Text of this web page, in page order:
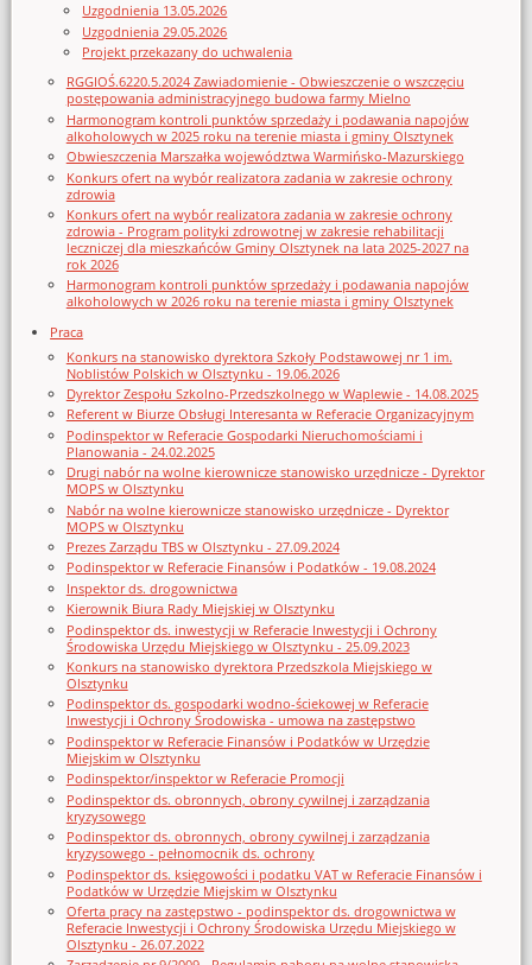
Uzgodnienia 13.05.2026
Uzgodnienia 29.05.2026
Projekt przekazany do uchwalenia
RGGIOŚ.6220.5.2024 Zawiadomienie - Obwieszczenie o wszczęciu
postępowania administracyjnego budowa farmy Mielno
Harmonogram kontroli punktów sprzedaży i podawania napojów
alkoholowych w 2025 roku na terenie miasta i gminy Olsztynek
Obwieszczenia Marszałka województwa Warmińsko-Mazurskiego
Konkurs ofert na wybór realizatora zadania w zakresie ochrony
zdrowia
Konkurs ofert na wybór realizatora zadania w zakresie ochrony
zdrowia - Program polityki zdrowotnej w zakresie rehabilitacji
leczniczej dla mieszkańców Gminy Olsztynek na lata 2025-2027 na
rok 2026
Harmonogram kontroli punktów sprzedaży i podawania napojów
alkoholowych w 2026 roku na terenie miasta i gminy Olsztynek
Praca
Konkurs na stanowisko dyrektora Szkoły Podstawowej nr 1 im.
Noblistów Polskich w Olsztynku - 19.06.2026
Dyrektor Zespołu Szkolno-Przedszkolnego w Waplewie - 14.08.2025
Referent w Biurze Obsługi Interesanta w Referacie Organizacyjnym
Podinspektor w Referacie Gospodarki Nieruchomościami i
Planowania - 24.02.2025
Drugi nabór na wolne kierownicze stanowisko urzędnicze - Dyrektor
MOPS w Olsztynku
Nabór na wolne kierownicze stanowisko urzędnicze - Dyrektor
MOPS w Olsztynku
Prezes Zarządu TBS w Olsztynku - 27.09.2024
Podinspektor w Referacie Finansów i Podatków - 19.08.2024
Inspektor ds. drogownictwa
Kierownik Biura Rady Miejskiej w Olsztynku
Podinspektor ds. inwestycji w Referacie Inwestycji i Ochrony
Środowiska Urzędu Miejskiego w Olsztynku - 25.09.2023
Konkurs na stanowisko dyrektora Przedszkola Miejskiego w
Olsztynku
Podinspektor ds. gospodarki wodno-ściekowej w Referacie
Inwestycji i Ochrony Środowiska - umowa na zastępstwo
Podinspektor w Referacie Finansów i Podatków w Urzędzie
Miejskim w Olsztynku
Podinspektor/inspektor w Referacie Promocji
Podinspektor ds. obronnych, obrony cywilnej i zarządzania
kryzysowego
Podinspektor ds. obronnych, obrony cywilnej i zarządzania
kryzysowego - pełnomocnik ds. ochrony
Podinspektor ds. księgowości i podatku VAT w Referacie Finansów i
Podatków w Urzędzie Miejskim w Olsztynku
Oferta pracy na zastępstwo - podinspektor ds. drogownictwa w
Referacie Inwestycji i Ochrony Środowiska Urzędu Miejskiego w
Olsztynku - 26.07.2022